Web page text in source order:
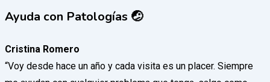
Ayuda con Patologías 🤕
Cristina Romero
“Voy desde hace un año y cada visita es un placer. Siempre